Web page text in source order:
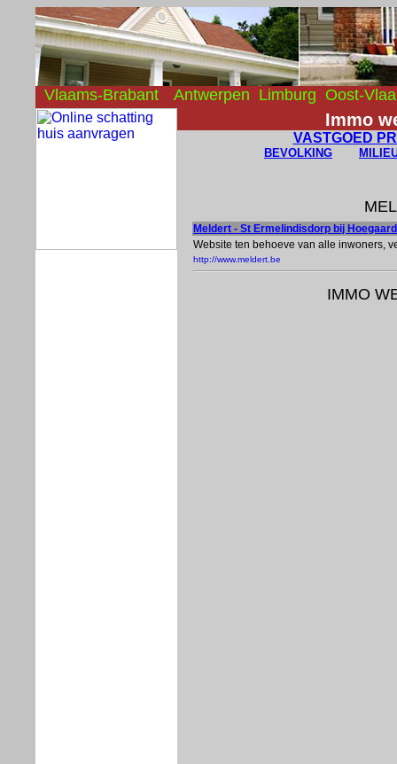
Vlaams-Brabant Antwerpen Limburg Oost-
Immo
VASTGOED
BEVOLKING
Meldert - St Ermelindisdorp bij
Website ten behoeve van alle inwoners,
http://www.meldert.be
IMMO